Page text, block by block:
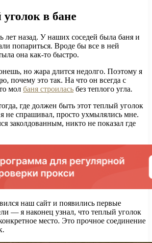
в бане
лет назад. У наших соседей была баня и
попариться. Вроде бы все в ней
она как-то быстро.
но жара длится недолго. Поэтому я
почему это так. На что он всегда с
мол баня строилась без теплого угла.
где должен быть этот теплый уголок
не спрашивал, просто ухмылялись мне.
заколдованным, никто не показал где
наш сайт и появились первые
— я наконец узнал, что теплый уголок
место. Это прочное соединение